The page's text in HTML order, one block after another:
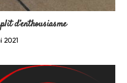
d’enthousiasme
2021